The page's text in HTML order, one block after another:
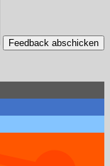
Feedback abschicken